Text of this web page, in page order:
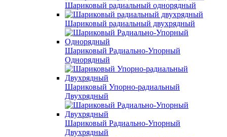
Шариковый радиальный однорядный
Шариковый радиальный двухрядный
Шариковый Радиально-Упорный
Однорядный
Шариковый Упорно-радиальный
Двухрядный
Шариковый Радиально-Упорный
Двухрядный